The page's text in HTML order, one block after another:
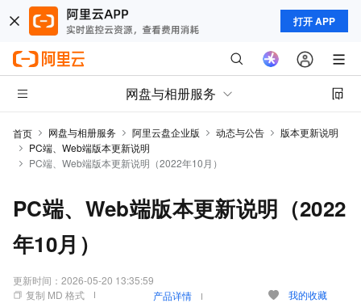
打开 APP
网盘与相册服务
首页 网盘与相册服务 阿里云盘企业版 动态与公告
版本更新说明
PC端、Web端版本更新说明
PC端、Web端版本更新说明（2022年10月）
PC端、Web端版本更新说明（2022
年10月）
更新时间： 2026-05-20 13:35:59
复制 MD 格式
产品详情 我的收藏